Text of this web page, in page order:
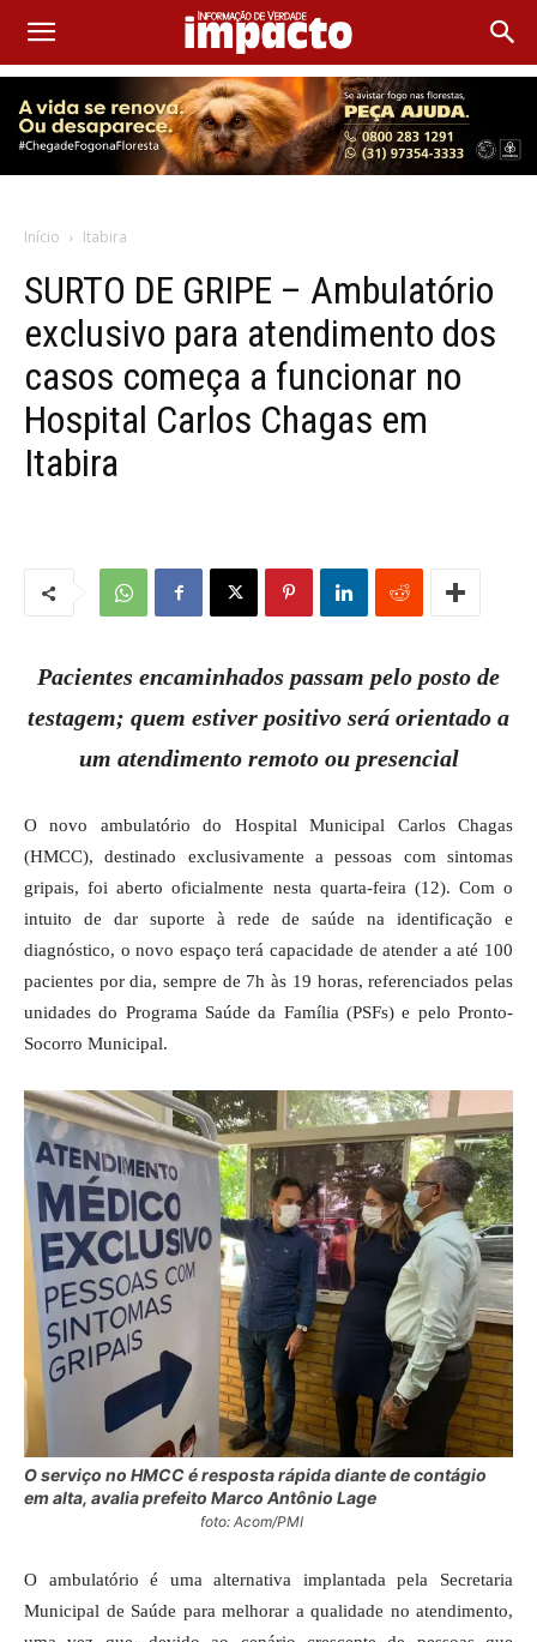
Início Itabira
SURTO DE GRIPE – Ambulatório
exclusivo para atendimento dos
casos começa a funcionar no
Hospital Carlos Chagas em
Itabira
Pacientes encaminhados passam pelo posto de
testagem; quem estiver positivo será orientado a
um atendimento remoto ou presencial
O novo ambulatório do Hospital Municipal Carlos Chagas
(HMCC), destinado exclusivamente a pessoas com sintomas
gripais, foi aberto oficialmente nesta quarta-feira (12). Com o
intuito de dar suporte à rede de saúde na identificação e
diagnóstico, o novo espaço terá capacidade de atender a até 100
pacientes por dia, sempre de 7h às 19 horas, referenciados pelas
unidades do Programa Saúde da Família (PSFs) e pelo Pronto-
Socorro Municipal.
O serviço no HMCC é resposta rápida diante de contágio
em alta, avalia prefeito Marco Antônio Lage
foto: Acom/PMI
O ambulatório é uma alternativa implantada pela Secretaria
Municipal de Saúde para melhorar a qualidade no atendimento,